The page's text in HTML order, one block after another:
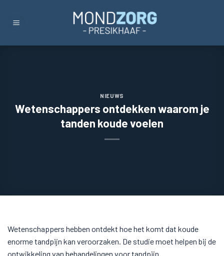
NIEUWS
Wetenschappers ontdekken waarom je
tanden koude voelen
Wetenschappers hebben ontdekt hoe het komt dat koude
enorme tandpijn kan veroorzaken. De studie moet helpen bij de
ontwikkeling van behandelingen voor tandpijn.